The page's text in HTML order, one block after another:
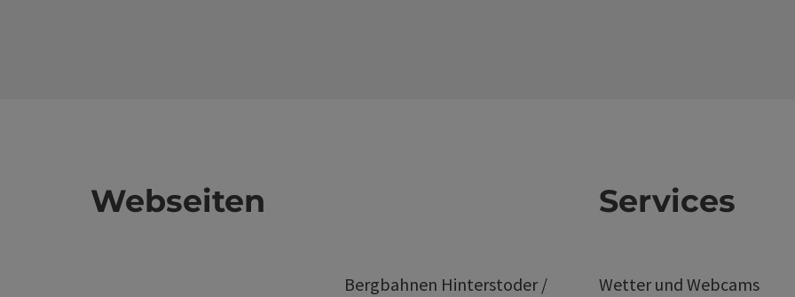
Webseiten
Bergbahnen Hinterstoder /
Services
Wetter und Webcams